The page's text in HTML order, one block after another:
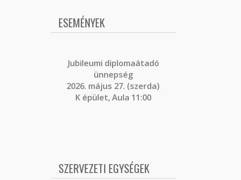
ESEMÉNYEK
Jubileumi diplomaátadó
ünnepség
2026. május 27. (szerda)
K épület, Aula 11:00
SZERVEZETI EGYSÉGEK